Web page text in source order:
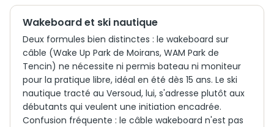
Wakeboard et ski nautique
Deux formules bien distinctes : le wakeboard sur
câble (Wake Up Park de Moirans, WAM Park de
Tencin) ne nécessite ni permis bateau ni moniteur
pour la pratique libre, idéal en été dès 15 ans. Le ski
nautique tracté au Versoud, lui, s'adresse plutôt aux
débutants qui veulent une initiation encadrée.
Confusion fréquente : le câble wakeboard n'est pas